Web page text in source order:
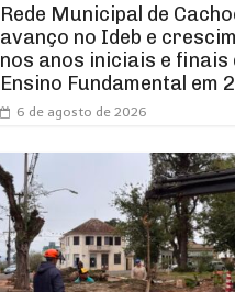
Rede Municipal de
avanço no Ideb e
nos anos iniciais e finais
Ensino Fundamental em
6 de agosto de 2026